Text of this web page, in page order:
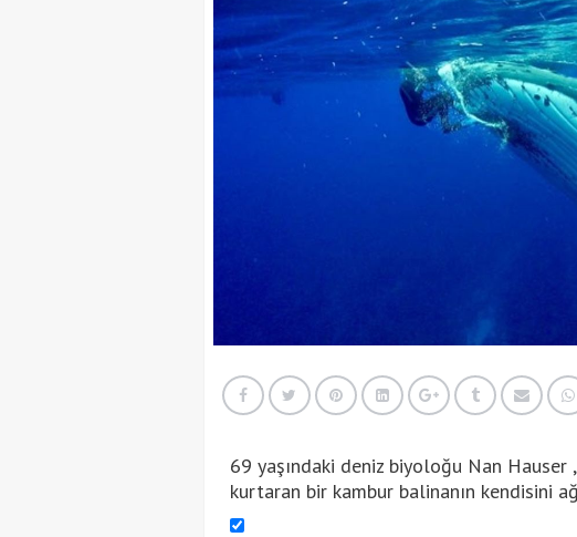
69 yaşındaki deniz biyoloğu Nan Hauser
kurtaran bir kambur balinanın kendisini